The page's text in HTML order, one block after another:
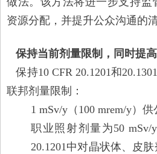
资源分配，并提升公众沟通的清
保持当前剂量限制，同时提
保持10 CFR 20.1201和
联邦剂量限制：
1 mSv/y（100 mrem/y）供
职业照射剂量为50 mSv/
20.1201中对晶状体、皮